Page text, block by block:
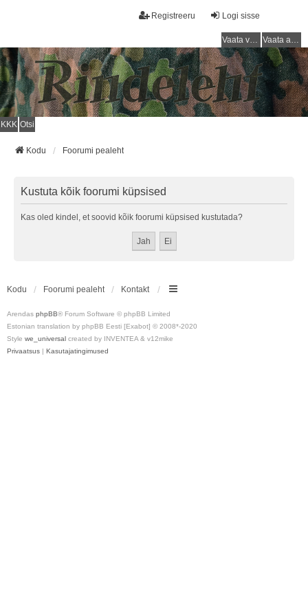
Logi sisse
Registreeru
Vaata vastamata teemasi Vaata aktiivseid teemasid
KKK Otsi
Kodu Foorumi pealeht
Kustuta kõik foorumi küpsised
Kas oled kindel, et soovid kõik foorumi küpsised kustutada?
Kodu Foorumi pealeht Kontakt
Arendas phpBB® Forum Software © phpBB Limited
Estonian translation by phpBB Eesti [Exabot] © 2008*-2020
Style we_universal created by INVENTEA & v12mike
Privaatsus | Kasutajatingimused